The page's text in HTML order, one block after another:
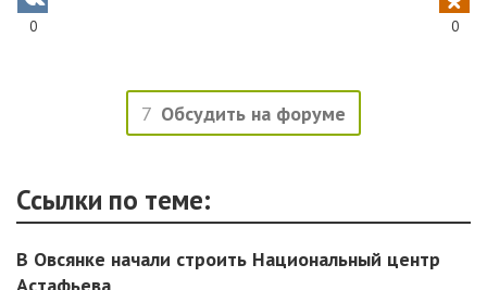
0 0
7 Обсудить на форуме
Ссылки по теме:
В Овсянке начали строить Национальный центр
Астафьева